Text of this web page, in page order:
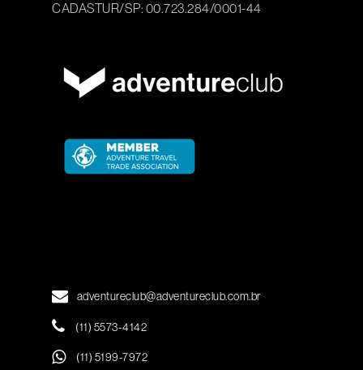
CADASTUR/SP: 00.723.284/0001-44
adventureclub@adventureclub.com.br
(11) 5573-4142
(11) 5199-7972